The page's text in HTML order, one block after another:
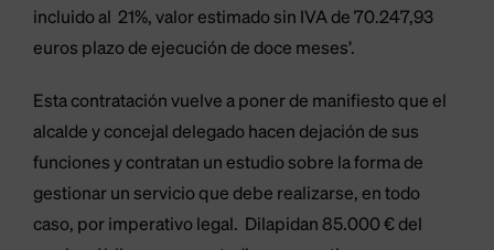
incluido al 21%, valor estimado sin IVA de 70.247,93
euros plazo de ejecución de doce meses’.
Esta contratación vuelve a poner de manifiesto que el
alcalde y concejal delegado hacen dejación de sus
funciones y contratan un estudio sobre la forma de
gestionar un servicio que debe realizarse, en todo
caso, por imperativo legal. Dilapidan 85.000 € del